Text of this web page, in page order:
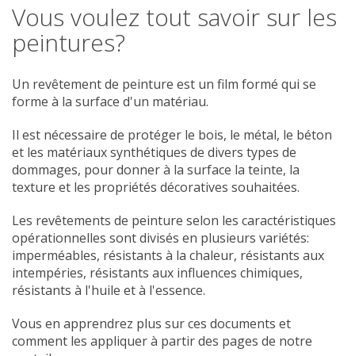
Vous voulez tout savoir sur les
peintures?
Un revêtement de peinture est un film formé qui se
forme à la surface d'un matériau.
Il est nécessaire de protéger le bois, le métal, le béton
et les matériaux synthétiques de divers types de
dommages, pour donner à la surface la teinte, la
texture et les propriétés décoratives souhaitées.
Les revêtements de peinture selon les caractéristiques
opérationnelles sont divisés en plusieurs variétés:
imperméables, résistants à la chaleur, résistants aux
intempéries, résistants aux influences chimiques,
résistants à l'huile et à l'essence.
Vous en apprendrez plus sur ces documents et
comment les appliquer à partir des pages de notre